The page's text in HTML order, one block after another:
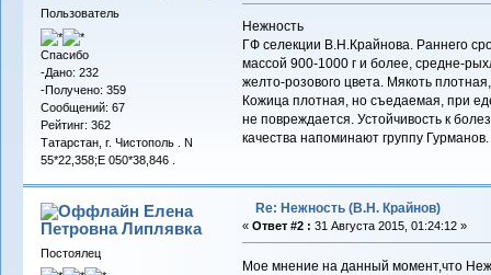
Пользователь
Спасибо
-Дано: 232
-Получено: 359
Сообщений: 67
Рейтинг: 362
Татарстан, г. Чистополь . N
55*22,358;E 050*38,846 .
Нежность
ГФ селекции В.Н.Крайнова. Раннего
массой 900-1000 г и более, средне-
желто-розового цвета. Мякоть
Кожица плотная, но съедаемая, при
не повреждается. Устойчивость к
качества напоминают группу Гурманов.
Елена
Петровна Липлявка
Постоялец
Re: Нежность (В.Н. Крайнов)
« Ответ #2 : 31 Августа 2015, 01:24:12 »
Мое мнение на данный момент,что